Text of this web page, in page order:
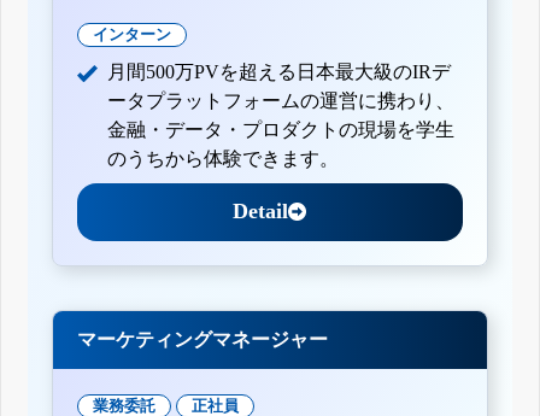
インターン
月間500万PVを超える日本最大級のIRデ
ータプラットフォームの運営に携わり、
金融・データ・プロダクトの現場を学生
のうちから体験できます。
Detail
マーケティングマネージャー
業務委託 正社員